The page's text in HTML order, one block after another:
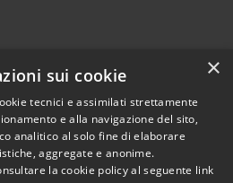
Copyright © 2026 • Comune di
×
sui cookie
tecnici e assimilati strettamente
e alla navigazione del sito,
analitico al solo fine di elaborare
aggregate e anonime.
la cookie policy al seguente link